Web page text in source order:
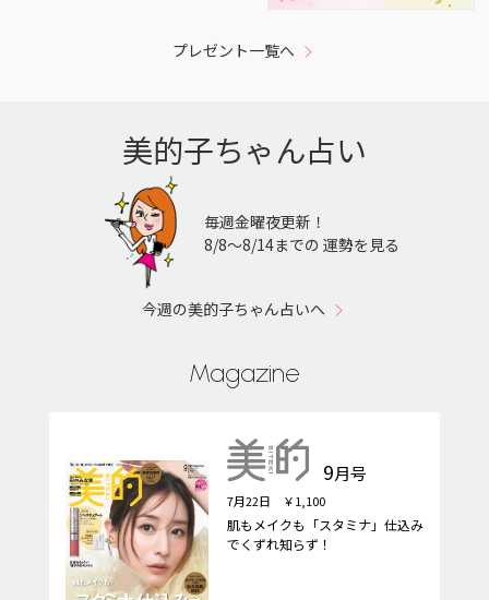
プレゼント一覧へ
美的子ちゃん占い
毎週金曜夜更新！
8/8〜8/14までの 運勢を見る
今週の美的子ちゃん占いへ
Magazine
9月号
7月22日 ￥1,100
肌もメイクも「スタミナ」仕込み
でくずれ知らず！